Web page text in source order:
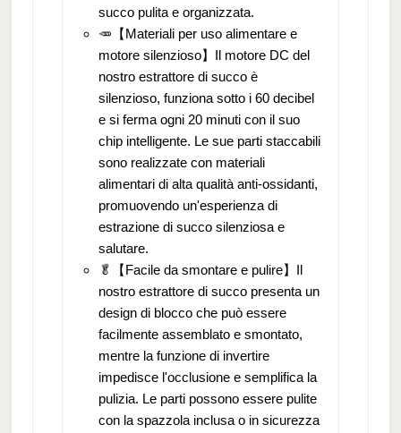
succo pulita e organizzata.
🥕【Materiali per uso alimentare e
motore silenzioso】Il motore DC del
nostro estrattore di succo è
silenzioso, funziona sotto i 60 decibel
e si ferma ogni 20 minuti con il suo
chip intelligente. Le sue parti staccabili
sono realizzate con materiali
alimentari di alta qualità anti-ossidanti,
promuovendo un'esperienza di
estrazione di succo silenziosa e
salutare.
🥬【Facile da smontare e pulire】Il
nostro estrattore di succo presenta un
design di blocco che può essere
facilmente assemblato e smontato,
mentre la funzione di invertire
impedisce l'occlusione e semplifica la
pulizia. Le parti possono essere pulite
con la spazzola inclusa o in sicurezza